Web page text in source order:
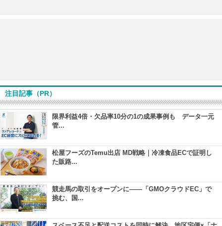
注目記事（PR）
限界利益4倍・欠品率10分の1の成果事例も データ一元
管...
松屋フーズのTemu出店 MD戦略｜冷凍食品ECで証明し
た販路...
競走馬の取引をオープンに――「GMOクラウドEC」で
挑む、国...